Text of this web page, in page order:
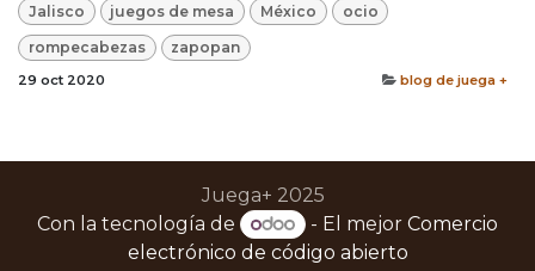
Jalisco juegos de mesa México ocio
rompecabezas zapopan
29 oct 2020 blog de juega +
Juega+ 2025
Con la tecnología de
- El mejor Comercio
electrónico de código abierto